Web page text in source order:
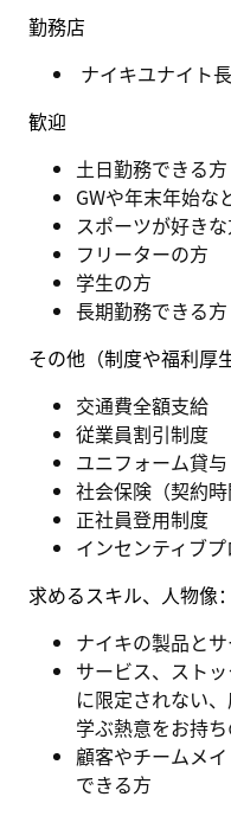
勤務店
ナイキユナイト
歓迎
土日勤務できる方
GWや年末年始な
スポーツが好き
フリーターの方
学生の方
長期勤務できる方
その他（制度や福利厚
交通費全額支給
従業員割引制度
ユニフォーム貸
社会保険（契約
正社員登用制度
インセンティブプ
求めるスキル、人物像：
ナイキの製品と
サービス、スト
に限定されない
学ぶ熱意をお持
顧客やチームメ
できる方